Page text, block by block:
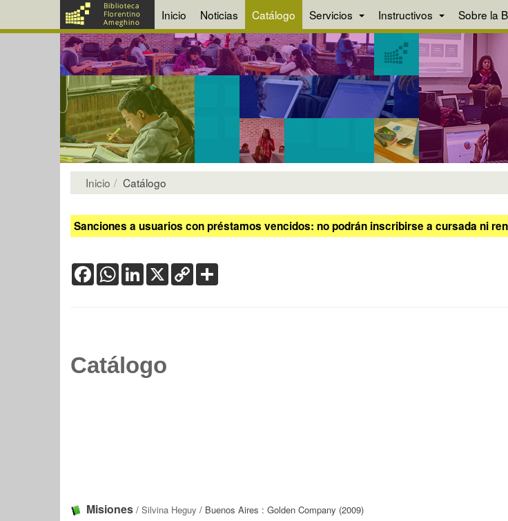
Inicio Noticias Catálogo Servicios Instructivos Sobre la
Inicio Catálogo
Sanciones a usuarios con préstamos vencidos: no podrán inscribirse a cursada ni
FacebookWhatsApp
LinkedIn
X Copy
Link
Catálogo
Misiones / Silvina Heguy / Buenos Aires : Golden Company (2009)